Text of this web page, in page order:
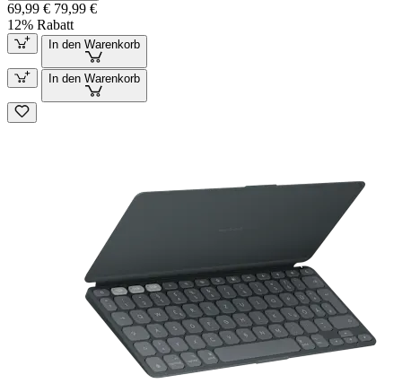
69,99 € 79,99 €
12% Rabatt
In den Warenkorb
In den Warenkorb